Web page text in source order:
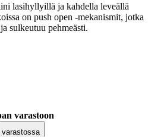
lasihyllyillä ja kahdella leveällä
on push open -mekanismit, jotka
sulkeutuu pehmeästi.
varastoon